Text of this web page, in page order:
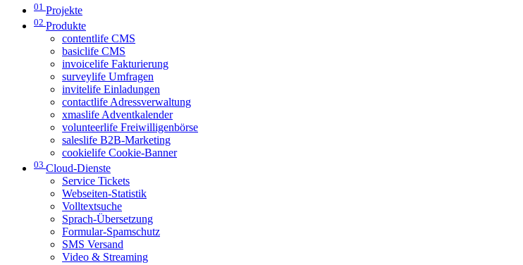
01 Projekte
02 Produkte
contentlife CMS
basiclife CMS
invoicelife Fakturierung
surveylife Umfragen
invitelife Einladungen
contactlife Adressverwaltung
xmaslife Adventkalender
volunteerlife Freiwilligenbörse
saleslife B2B-Marketing
cookielife Cookie-Banner
03 Cloud-Dienste
Service Tickets
Webseiten-Statistik
Volltextsuche
Sprach-Übersetzung
Formular-Spamschutz
SMS Versand
Video & Streaming